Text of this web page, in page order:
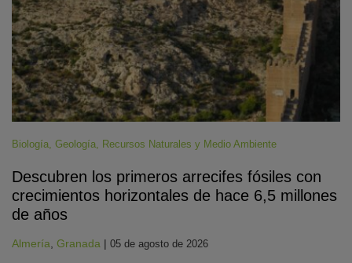
Biología, Geología, Recursos Naturales y Medio Ambiente
Descubren los primeros arrecifes fósiles con
crecimientos horizontales de hace 6,5 millones
de años
Almería Granada | 05 de agosto de 2026